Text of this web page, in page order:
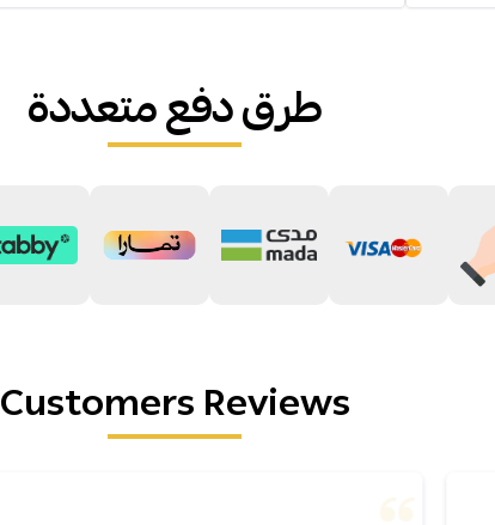
طرق دفع متعددة
Customers Reviews